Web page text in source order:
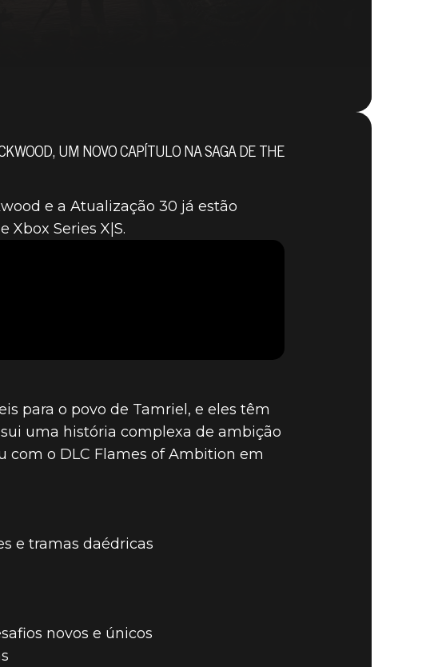
The Elder Scrolls® Online
30
PARA
UM NOVO CAPÍTULO NA SAGA DE THE
e a Atualização 30 já estão
Xbox Series X|S.
para o povo de Tamriel, e eles têm
uma história complexa de ambição
com o DLC Flames of Ambition em
e tramas daédricas
novos e únicos